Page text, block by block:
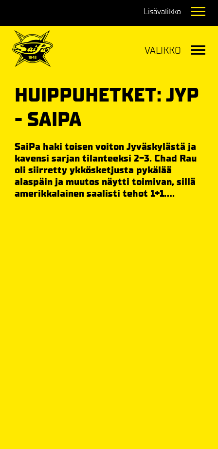
HUIPPUHETKET: JYP
- SAIPA
SaiPa haki toisen voiton Jyväskylästä ja
kavensi sarjan tilanteeksi 2-3. Chad Rau
oli siirretty ykkösketjusta pykälää
alaspäin ja muutos näytti toimivan, sillä
amerikkalainen saalisti tehot 1+1....